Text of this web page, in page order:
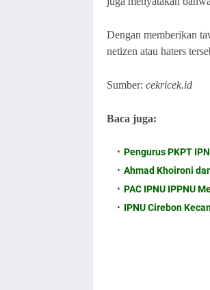
Dengan memberikan
netizen atau haters
Sumber: cekricek.id
Baca juga:
Pengurus PKPT
Ahmad Khoironi
PAC IPNU IPPNU
IPNU Cirebon